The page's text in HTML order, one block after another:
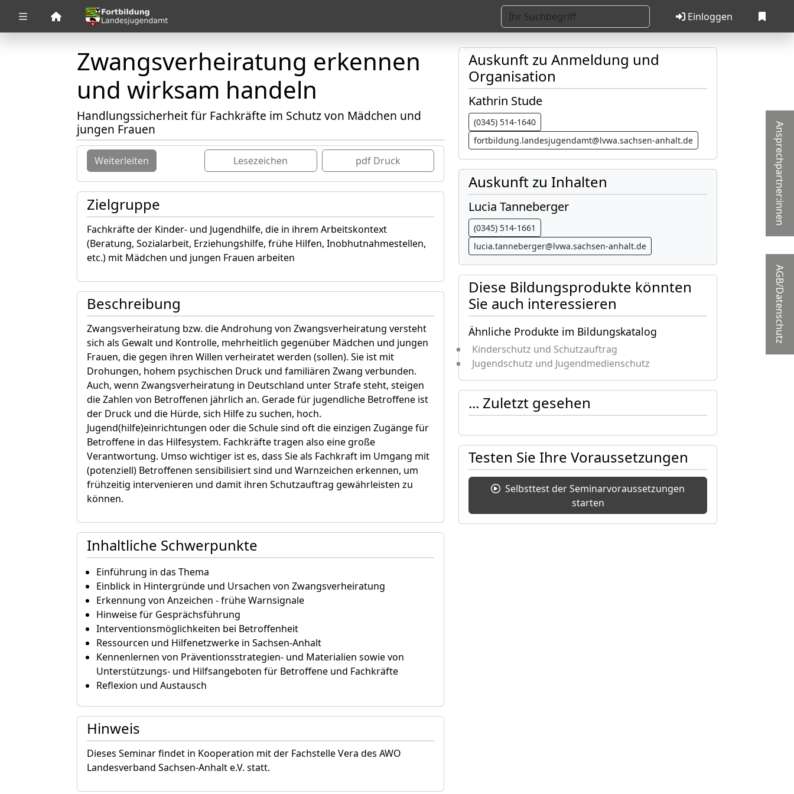
Einloggen
Zuklappen
Ansprechpartner:innen
AGB/Datenschutz
Zwangsverheiratung erkennen
und wirksam handeln
Handlungssicherheit für Fachkräfte im Schutz von Mädchen und
jungen Frauen
Weiterleiten Lesezeichen pdf Druck
Zielgruppe
Fachkräfte der Kinder- und Jugendhilfe, die in ihrem Arbeitskontext
(Beratung, Sozialarbeit, Erziehungshilfe, frühe Hilfen, Inobhutnahmestellen,
etc.) mit Mädchen und jungen Frauen arbeiten
Beschreibung
Zwangsverheiratung bzw. die Androhung von Zwangsverheiratung versteht
sich als Gewalt und Kontrolle, mehrheitlich gegenüber Mädchen und jungen
Frauen, die gegen ihren Willen verheiratet werden (sollen). Sie ist mit
Drohungen, hohem psychischen Druck und familiären Zwang verbunden.
Auch, wenn Zwangsverheiratung in Deutschland unter Strafe steht, steigen
die Zahlen von Betroffenen jährlich an. Gerade für jugendliche Betroffene ist
der Druck und die Hürde, sich Hilfe zu suchen, hoch.
Jugend(hilfe)einrichtungen oder die Schule sind oft die einzigen Zugänge für
Betroffene in das Hilfesystem. Fachkräfte tragen also eine große
Verantwortung. Umso wichtiger ist es, dass Sie als Fachkraft im Umgang mit
(potenziell) Betroffenen sensibilisiert sind und Warnzeichen erkennen, um
frühzeitig intervenieren und damit ihren Schutzauftrag gewährleisten zu
können.
Inhaltliche Schwerpunkte
Einführung in das Thema
Einblick in Hintergründe und Ursachen von Zwangsverheiratung
Erkennung von Anzeichen - frühe Warnsignale
Hinweise für Gesprächsführung
Interventionsmöglichkeiten bei Betroffenheit
Ressourcen und Hilfenetzwerke in Sachsen-Anhalt
Kennenlernen von Präventionsstrategien- und Materialien sowie von
Unterstützungs- und Hilfsangeboten für Betroffene und Fachkräfte
Reflexion und Austausch
Hinweis
Dieses Seminar findet in Kooperation mit der Fachstelle Vera des AWO
Landesverband Sachsen-Anhalt e.V. statt.
Auskunft zu Anmeldung und
Organisation
Kathrin Stude
(0345) 514-1640
fortbildung.landesjugendamt@lvwa.sachsen-anhalt.de
Auskunft zu Inhalten
Lucia Tanneberger
(0345) 514-1661
lucia.tanneberger@lvwa.sachsen-anhalt.de
Diese Bildungsprodukte könnten
Sie auch interessieren
Ähnliche Produkte im Bildungskatalog
Kinderschutz und Schutzauftrag
Jugendschutz und Jugendmedienschutz
... Zuletzt gesehen
Testen Sie Ihre Voraussetzungen
Selbsttest der Seminarvoraussetzungen
starten